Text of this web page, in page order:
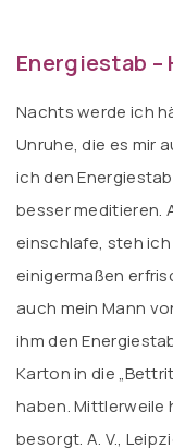
Energiestab –
Nachts werde ich
Unruhe, die es mir
ich den
besser meditieren.
einschlafe, steh
einigermaßen
auch mein Mann
ihm den
Karton in die
haben. Mittlerweile
besorgt. A. V.,